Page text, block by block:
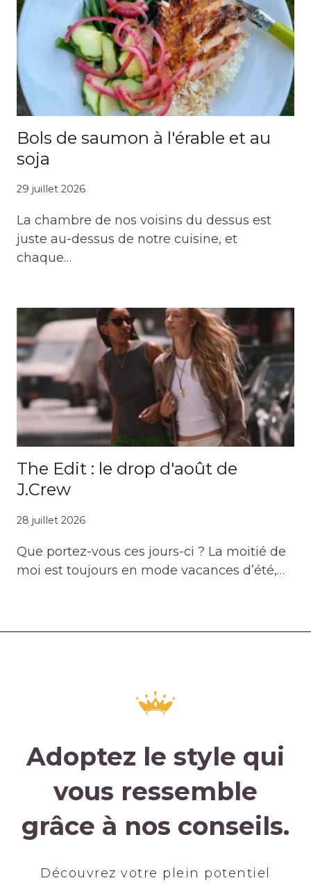
Bols de saumon à l'érable et au
soja
29 juillet 2026
La chambre de nos voisins du dessus est
juste au-dessus de notre cuisine, et
chaque…
The Edit : le drop d'août de
J.Crew
28 juillet 2026
Que portez-vous ces jours-ci ? La moitié de
moi est toujours en mode vacances d’été,…
Adoptez le style qui
vous ressemble
grâce à nos conseils.
Découvrez votre plein potentiel